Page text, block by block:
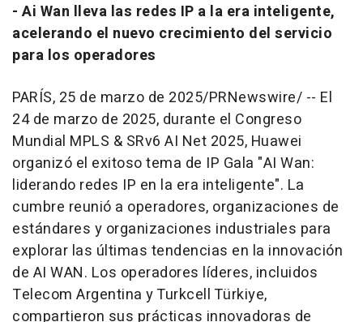
- Ai Wan lleva las redes IP a la era inteligente,
acelerando el nuevo crecimiento del servicio
para los operadores
PARÍS, 25 de marzo de 2025/PRNewswire/ -- El
24 de marzo de 2025, durante el Congreso
Mundial MPLS & SRv6 AI Net 2025, Huawei
organizó el exitoso tema de IP Gala "AI Wan:
liderando redes IP en la era inteligente". La
cumbre reunió a operadores, organizaciones de
estándares y organizaciones industriales para
explorar las últimas tendencias en la innovación
de AI WAN. Los operadores líderes, incluidos
Telecom Argentina y Turkcell Türkiye,
compartieron sus prácticas innovadoras de